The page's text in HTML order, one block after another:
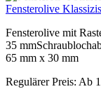
Fensterolive
Fensterolive mit
35
65 mm x 30 mm
Regulärer Preis: Ab